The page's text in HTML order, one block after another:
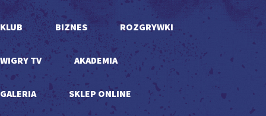
KLUB BIZNES ROZGRYWKI
WIGRY TV AKADEMIA
GALERIA SKLEP ONLINE